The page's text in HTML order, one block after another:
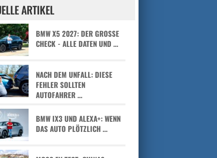
ARTIKEL
BMW X5 2027: DER GROSSE C
HECK - ALLE DATEN UND …
NACH DEM UNFALL: DIESE
FEHLER SOLLTEN
AUTOFAHRER …
BMW IX3 UND ALEXA+: WENN
DAS AUTO PLÖTZLICH …